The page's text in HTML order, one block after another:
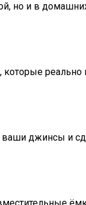
но и в
которые
ваши джинсы и